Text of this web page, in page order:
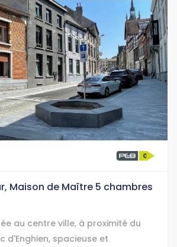
Maison de Maître 5 chambres
au centre ville, à proximité du
d'Enghien, spacieuse et